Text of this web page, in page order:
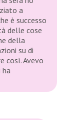
a
è successo
delle cose
della
su di
così. Avevo